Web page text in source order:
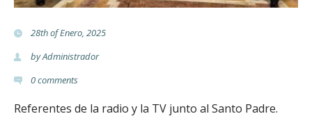
28th of Enero, 2025
byAdministrador
0comments
Referentes de la radio y la TV junto al Santo Padre.